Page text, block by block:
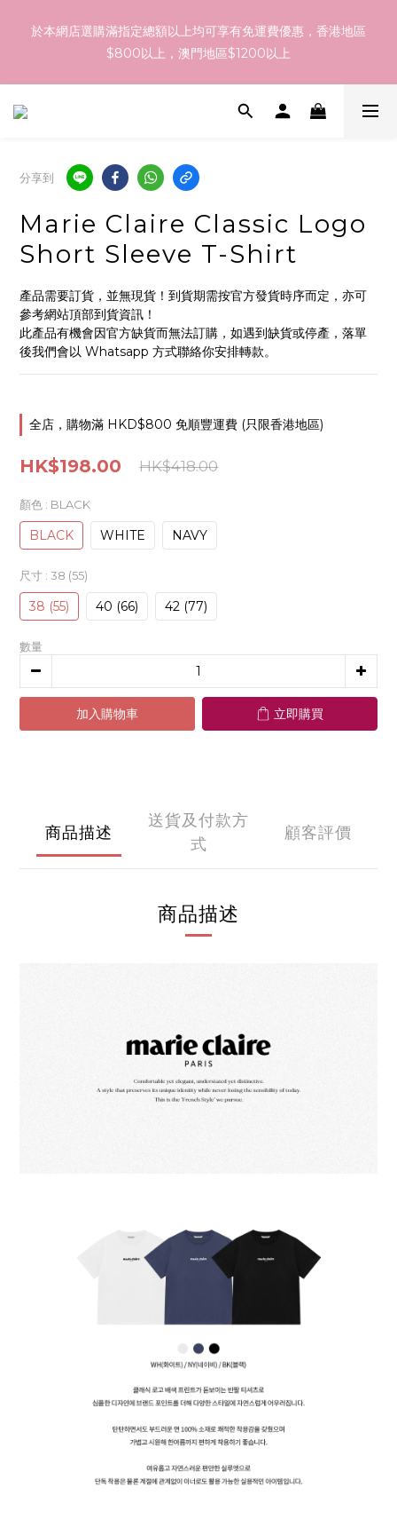
港，最終亦要視乎各品牌最終發貨日子及出貨速度而定。
訂貨到貨資訊：於 05 - 18/Aug 期間訂貨，預計於 26/Aug 到
港，最終亦要視乎各品牌最終發貨日子及出貨速度而定。
如網站內之產品並無您想代購之韓國產品，不論化妝品、護膚品、
$800以上，澳門地區$1200以上
港，最終亦要視乎各品牌最終發貨日子及出貨速度而定。
分享到
Marie Claire Classic Logo
Short Sleeve T-Shirt
產品需要訂貨，並無現貨！到貨期需按官方發貨時序而定，亦可
參考網站頂部到貨資訊！
此產品有機會因官方缺貨而無法訂購，如遇到缺貨或停產，落單
後我們會以 Whatsapp 方式聯絡你安排轉款。
全店，購物滿 HKD$800 免順豐運費 (只限香港地區)
HK$198.00 HK$418.00
顏色 : BLACK
BLACK WHITE NAVY
尺寸 : 38 (55)
38 (55) 40 (66) 42 (77)
數量
加入購物車 立即購買
商品描述
送貨及付款方
式
顧客評價
商品描述